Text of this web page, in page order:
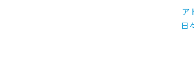
ア
日